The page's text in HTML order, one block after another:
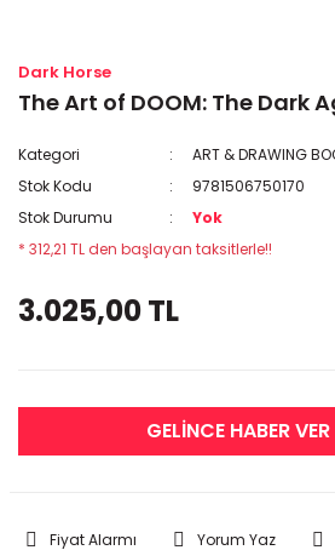
Dark Horse
The Art of DOOM: The Dark
Kategori ART & DRAWING
Stok Kodu
9781506750170
Stok Durumu
Yok
* 312,21 TL den başlayan taksitlerle!!
3.025,00 TL
GELİNCE HABER VER
Fiyat Alarmı Yorum Yaz